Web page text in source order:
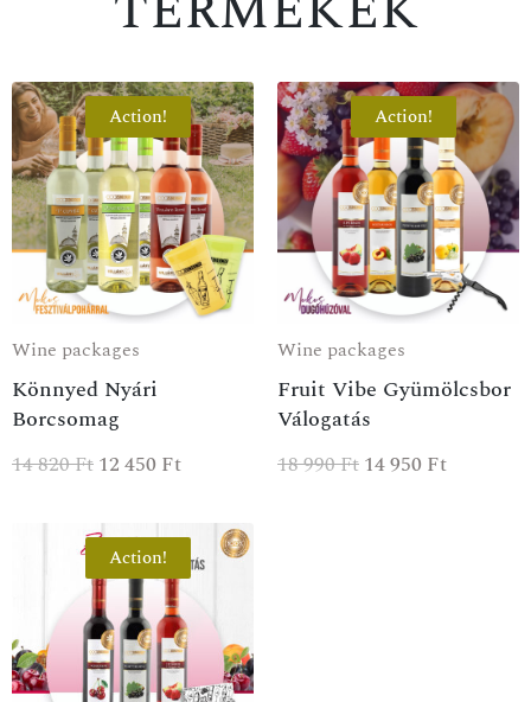
Action!
Wine packages
Könnyed Nyári
Borcsomag
14 820Ft12 450 Ft
Action!
Wine packages
Fruit Vibe Gyümölcsbor
Válogatás
18 990Ft14 950 Ft
SPECIAL OFFER
Action!